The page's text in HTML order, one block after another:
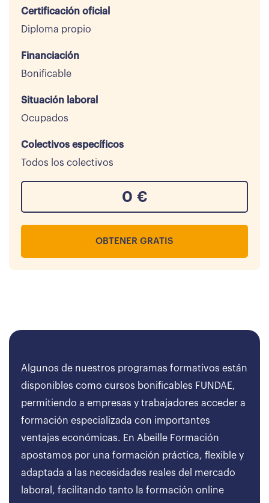
Certificación oficial
Diploma propio
Financiación
Bonificable
Situación laboral
Ocupados
Colectivos específicos
Todos los colectivos
0 €
OBTENER GRATIS
Algunos de nuestros programas formativos están
disponibles como cursos bonificables FUNDAE,
permitiendo a empresas y trabajadores acceder a
formación especializada con importantes
ventajas económicas. En Abeille Formación
apostamos por una formación práctica, flexible y
adaptada a las necesidades reales del mercado
laboral, facilitando tanto la formación online